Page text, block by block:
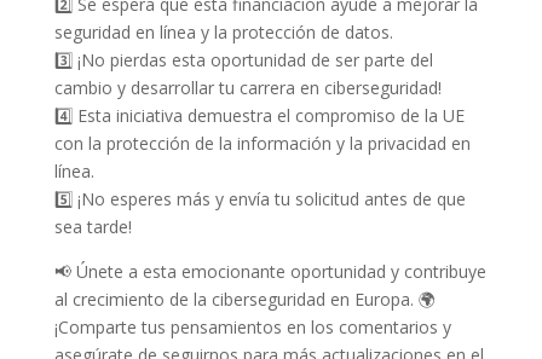
seguridad en línea y la protección de datos.
3️⃣ ¡No pierdas esta oportunidad de ser parte del
cambio y desarrollar tu carrera en ciberseguridad!
4️⃣ Esta iniciativa demuestra el compromiso de la UE
con la protección de la información y la privacidad en
línea.
5️⃣ ¡No esperes más y envía tu solicitud antes de que
sea tarde!
📢 Únete a esta emocionante oportunidad y contribuye
al crecimiento de la ciberseguridad en Europa. 🌍
¡Comparte tus pensamientos en los comentarios y